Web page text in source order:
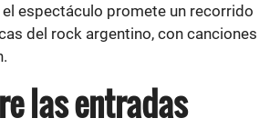
el espectáculo promete un recorrido
del rock argentino, con canciones
las entradas